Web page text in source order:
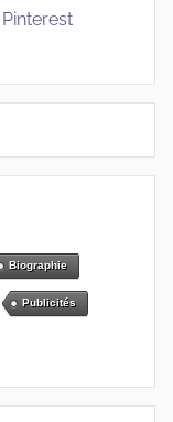
Pinterest
Biographie
Publicités